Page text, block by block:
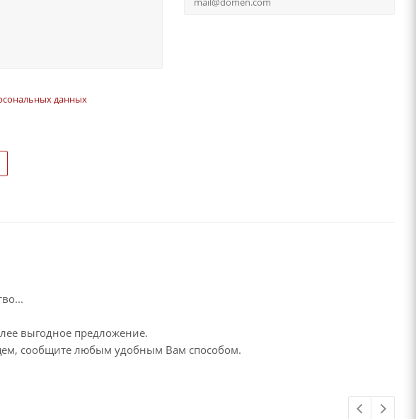
данных
выгодное предложение.
сообщите любым удобным Вам способом.